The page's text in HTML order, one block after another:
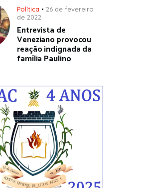
Política
26 de fevereiro
de 2022
Entrevista de
Veneziano provocou
reação indignada da
família Paulino